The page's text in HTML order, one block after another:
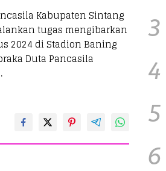
Kabupaten Sintang
tugas mengibarkan
2024 di Stadion Baning
Duta Pancasila
3
4
5
6